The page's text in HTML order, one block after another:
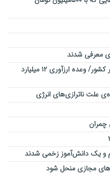
شکاف عمیق بین ذخایر و تولید مس در کشور/ وعده ارزآوری ۱۲ میلیارد
علت ناترازی‌های انرژی
و یک دانش‌آموز زخمی شدند
مجازی منحل شود